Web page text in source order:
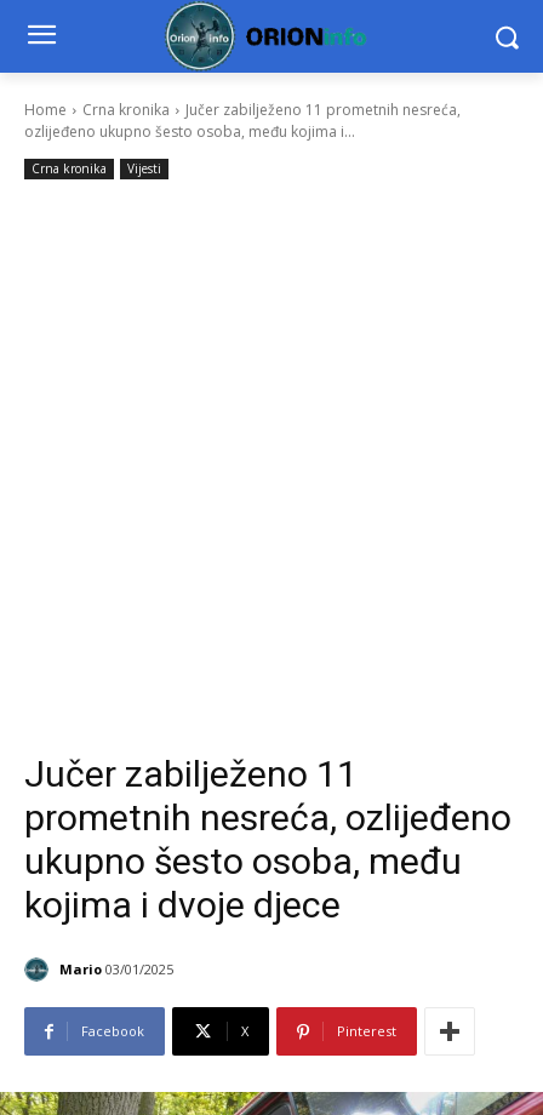
Home Crna kronika
Jučer zabilježeno 11 prometnih nesreća,
ozlijeđeno ukupno šesto osoba, među kojima i...
Crna kronika Vijesti
Jučer zabilježeno 11
prometnih nesreća, ozlijeđeno
ukupno šesto osoba, među
kojima i dvoje djece
Mario 03/01/2025
Facebook X Pinterest